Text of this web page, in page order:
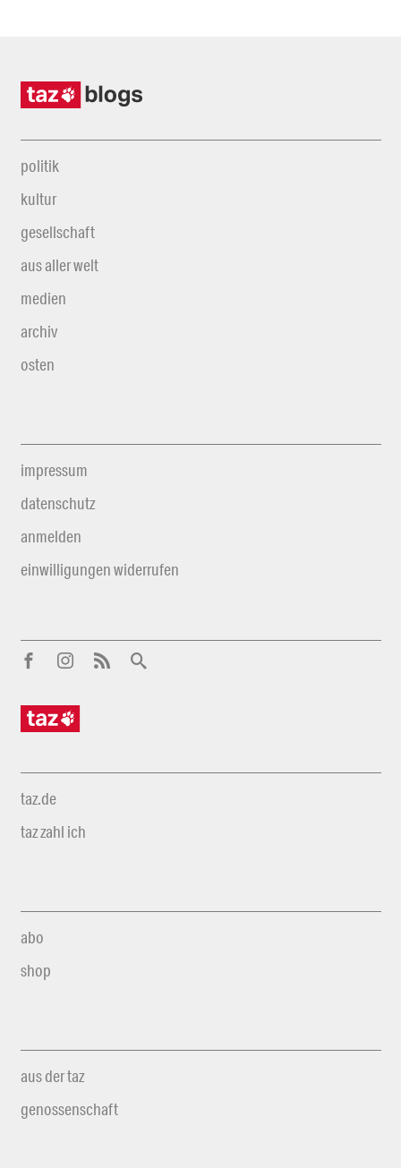
politik
kultur
gesellschaft
aus aller welt
medien
archiv
osten
impressum
datenschutz
anmelden
einwilligungen widerrufen
taz.de
taz zahl ich
abo
shop
aus der taz
genossenschaft